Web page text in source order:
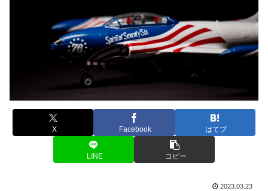
X Facebook はてブ
LINE コピー
2023.03.23